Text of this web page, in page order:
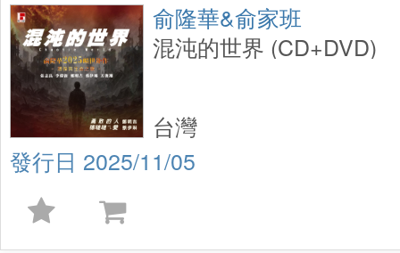
俞隆華&俞家班
混沌的世界 (CD+DVD)
2025/11/05
台灣